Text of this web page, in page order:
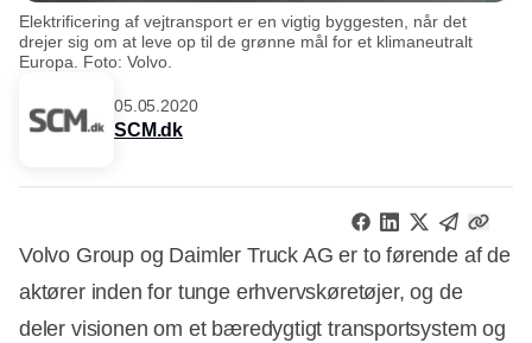
Elektrificering af vejtransport er en vigtig byggesten, når det
drejer sig om at leve op til de grønne mål for et klimaneutralt
Europa. Foto: Volvo.
05.05.2020
SCM.dk
Volvo Group og Daimler Truck AG er to førende af de
aktører inden for tunge erhvervskøretøjer, og de
deler visionen om et bæredygtigt transportsystem og